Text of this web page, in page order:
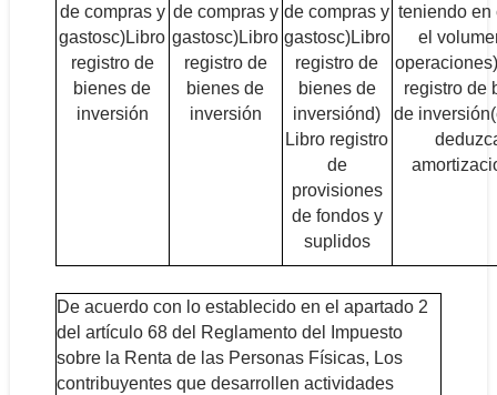
de compras y
gastosc)Libro
registro de
bienes de
inversión
de compras y
gastosc)Libro
registro de
bienes de
inversión
de compras y
gastosc)Libro
registro de
bienes de
inversiónd)
Libro registro
de
provisiones
de fondos y
suplidos
teniendo en
el
registro de
de inversión
De acuerdo con lo establecido en el apartado 2
del artículo 68 del Reglamento del Impuesto
sobre la Renta de las Personas Físicas, Los
contribuyentes que desarrollen actividades